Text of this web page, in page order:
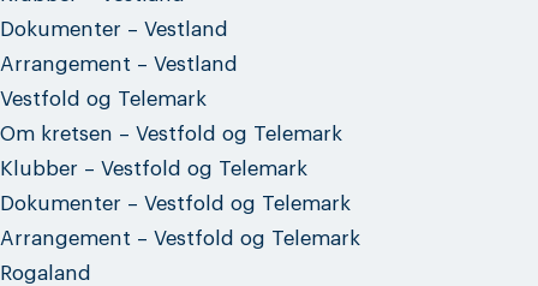
Dokumenter – Vestland
Arrangement – Vestland
Vestfold og Telemark
Om kretsen – Vestfold og Telemark
Klubber – Vestfold og Telemark
Dokumenter – Vestfold og Telemark
Arrangement – Vestfold og Telemark
Rogaland